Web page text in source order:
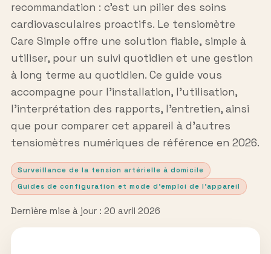
recommandation : c’est un pilier des soins
cardiovasculaires proactifs. Le tensiomètre
Care Simple offre une solution fiable, simple à
utiliser, pour un suivi quotidien et une gestion
à long terme au quotidien. Ce guide vous
accompagne pour l’installation, l’utilisation,
l’interprétation des rapports, l’entretien, ainsi
que pour comparer cet appareil à d’autres
tensiomètres numériques de référence en 2026.
Surveillance de la tension artérielle à domicile
Guides de configuration et mode d’emploi de l’appareil
Dernière mise à jour : 20 avril 2026